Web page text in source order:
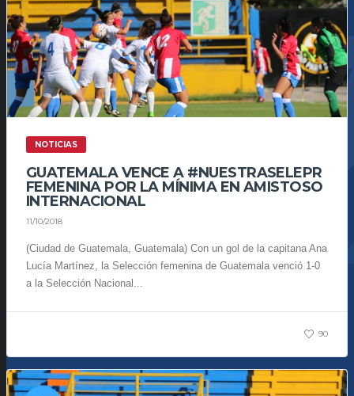
NOTICIAS
GUATEMALA VENCE A #NUESTRASELEPR
FEMENINA POR LA MÍNIMA EN AMISTOSO
INTERNACIONAL
11/10/2018
(Ciudad de Guatemala, Guatemala) Con un gol de la capitana Ana
Lucía Martínez, la Selección femenina de Guatemala venció 1-0
a la Selección Nacional...
90